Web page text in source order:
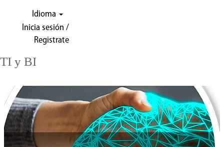
Idioma
Inicia sesión /
Registrate
TI y BI